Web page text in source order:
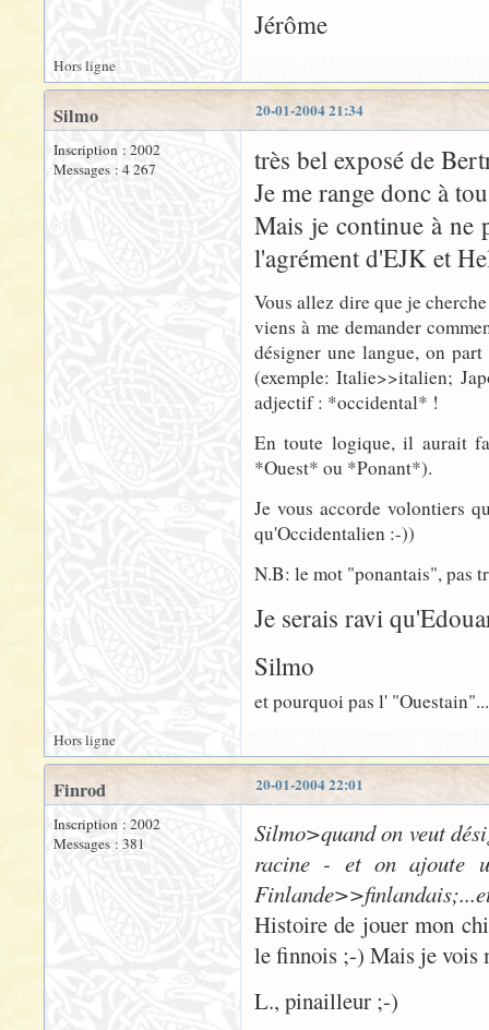
Jérôme
Hors ligne
20-01-2004 21:34
Silmo
Inscription : 2002
Messages : 4 267
très bel exposé de
Je me range donc à
Mais je continue à ne
l'agrément d'EJK et
Vous allez dire que je
viens à me demander
désigner une langue, on
(exemple: Italie>>italien;
adjectif : *occidental* !
En toute logique, il aurait
*Ouest* ou *Ponant*).
Je vous accorde volontiers
qu'Occidentalien :-))
N.B: le mot "ponantais", pas
Je serais ravi
Silmo
et pourquoi pas l'
Hors ligne
20-01-2004 22:01
Finrod
Inscription : 2002
Messages : 381
Silmo>quand on veut
racine - et on ajoute
Histoire de jouer mon
le finnois ;-) Mais je vois
L., pinailleur ;-)